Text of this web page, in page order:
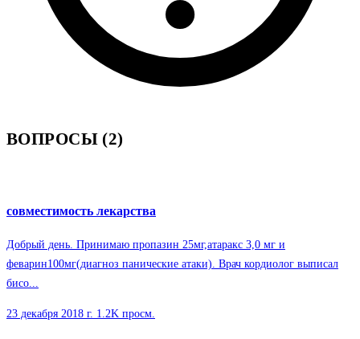
ВОПРОСЫ (2)
совместимость лекарства
Добрый день. Принимаю пропазин 25мг,атаракс 3,0 мг и
феварин100мг(диагноз панические атаки). Врач кордиолог выписал
бисо...
23 декабря 2018 г. 1.2K просм.